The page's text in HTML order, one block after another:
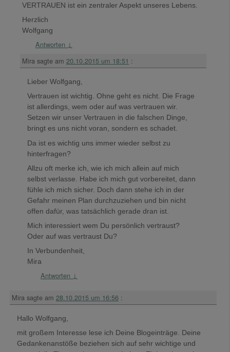
VERTRAUEN ist ein zentraler Aspekt unseres Lebens.
Herzlich
Wolfgang
Antworten ↓
Mira sagte am 20.10.2015 um 18:51 :
Lieber Wolfgang,
Vertrauen ist wichtig. Ohne geht es nicht. Die Frage
ist allerdings, wem oder auf was vertrauen wir.
Setzen wir unser Vertrauen in die falschen Dinge,
bringt es uns nicht voran, sondern es schadet.
Da ist es wichtig uns immer wieder selbst zu
hinterfragen?
Allzu oft merke ich, wie ich mich allein auf mich
selbst verlasse. Habe ich mich gut vorbereitet, dann
fühle ich mich sicher. Doch dann stehe ich in der
Gefahr meinen Plan durchzuziehen und bin nicht
offen dafür, was tatsächlich gerade dran ist.
Mich interessiert wem Du persönlich vertraust?
Oder auf was vertraust Du?
In Verbundenheit,
Mira
Antworten ↓
Mira sagte am 28.10.2015 um 16:56 :
Hallo Wolfgang,
mit großem Interesse lese ich Deine Blogeinträge. Deine
Gedankenanstöße beziehen sich auf sehr wichtige und